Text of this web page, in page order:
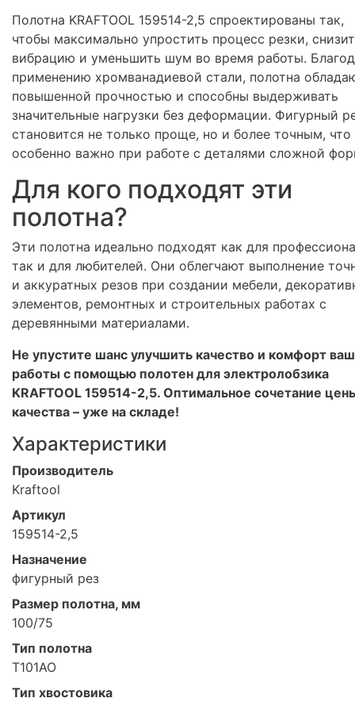
Полотна KRAFTOOL 159514-2,5 спроектированы так,
чтобы максимально упростить процесс резки,
вибрацию и уменьшить шум во время работы.
применению хромванадиевой стали, полотна
повышенной прочностью и способны выдерживать
значительные нагрузки без деформации. Фигурный
становится не только проще, но и более точным, что
особенно важно при работе с деталями сложной
Для кого подходят эти
полотна?
Эти полотна идеально подходят как для
так и для любителей. Они облегчают выполнение
и аккуратных резов при создании мебели,
элементов, ремонтных и строительных работах с
деревянными материалами.
Не упустите шанс улучшить качество и комфорт
работы с помощью полотен для электролобзика
KRAFTOOL 159514-2,5. Оптимальное сочетание
качества – уже на складе!
Характеристики
Производитель
Kraftool
Артикул
159514-2,5
Назначение
фигурный рез
Размер полотна, мм
100/75
Тип полотна
T101AO
Тип хвостовика